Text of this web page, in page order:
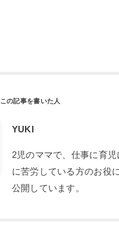
YUKI
2児のママで、仕事に育
に苦労している方のお役
公開しています。